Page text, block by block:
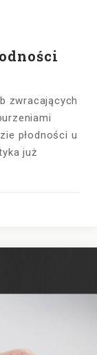
zwracających
płodności u
już